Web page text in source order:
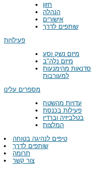
חזון
הנהלה
אישורים
שותפים לדרך
פעילויות
מיזם נשק וסע
מיזם נלה"ב
סדנאות מהימנעות
למעורבות
מספרים עלינו
עדויות מהשטח
פעילות בכנסת
בטלביזיה וברדיו
המלצות
טיפים לנהיגה בטוחה
שותפים לדרך
תרומה
צור קשר